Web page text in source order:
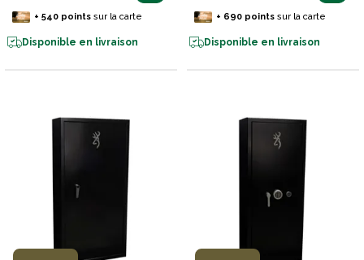
+ 540pointssur la carte
Disponible en livraison
+ 690pointssur la carte
Disponible en livraison